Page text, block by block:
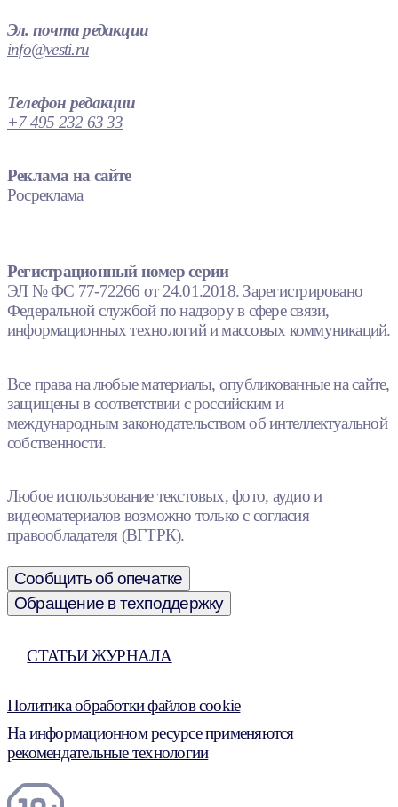
Эл. почта редакции
info@vesti.ru
Телефон редакции
+7 495 232 63 33
Реклама на сайте
Росреклама
Регистрационный номер серии
ЭЛ № ФС 77-72266 от 24.01.2018. Зарегистрировано
Федеральной службой по надзору в сфере связи,
информационных технологий и массовых коммуникаций.
Все права на любые материалы, опубликованные на сайте,
защищены в соответствии с российским и
международным законодательством об интеллектуальной
собственности.
Любое использование текстовых, фото, аудио и
видеоматериалов возможно только с согласия
правообладателя (ВГТРК).
Сообщить об опечатке
Обращение в техподдержку
СТАТЬИ ЖУРНАЛА
Политика обработки файлов cookie
На информационном ресурсе применяются
рекомендательные технологии